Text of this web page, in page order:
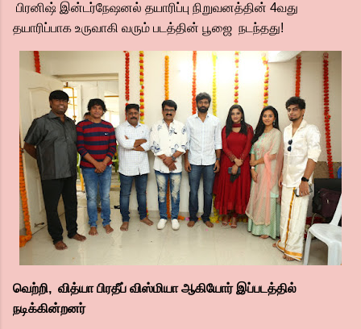
பிரனிஷ் இன்டர்நேஷனல் தயாரிப்பு நிறுவனத்தின் 4வது
தயாரிப்பாக உருவாகி வரும் படத்தின் பூஜை நடந்தது!
வெற்றி, வித்யா பிரதீப் விஸ்மியா ஆகியோர் இப்படத்தில்
நடிக்கின்றனர்